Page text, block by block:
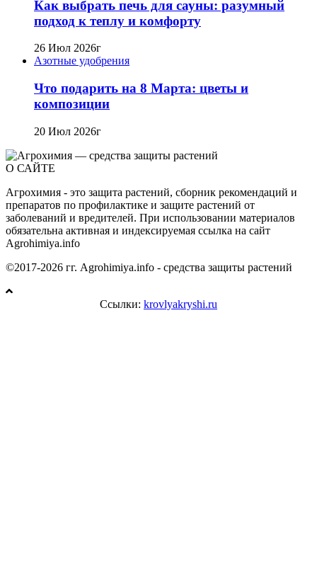
Как выбрать печь для сауны: разумный
подход к теплу и комфорту
26 Июл 2026г
Азотные удобрения
Что подарить на 8 Марта: цветы и
композиции
20 Июл 2026г
О САЙТЕ
Агрохимия - это защита растений, сборник рекомендаций и
препаратов по профилактике и защите растений от
заболеваний и вредителей. При использовании материалов
обязательна активная и индексируемая ссылка на сайт
Agrohimiya.info
©2017-2026 гг. Agrohimiya.info - средства защиты растений
Ссылки: krovlyakryshi.ru